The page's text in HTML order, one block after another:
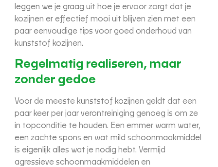
leggen we je graag uit hoe je ervoor zorgt dat je
kozijnen er effectief mooi uit blijven zien met een
paar eenvoudige tips voor goed onderhoud van
kunststof kozijnen.
Regelmatig realiseren, maar
zonder gedoe
Voor de meeste kunststof kozijnen geldt dat een
paar keer per jaar verontreiniging genoeg is om ze
in topconditie te houden. Een emmer warm water,
een zachte spons en wat mild schoonmaakmiddel
is eigenlijk alles wat je nodig hebt. Vermijd
agressieve schoonmaakmiddelen en